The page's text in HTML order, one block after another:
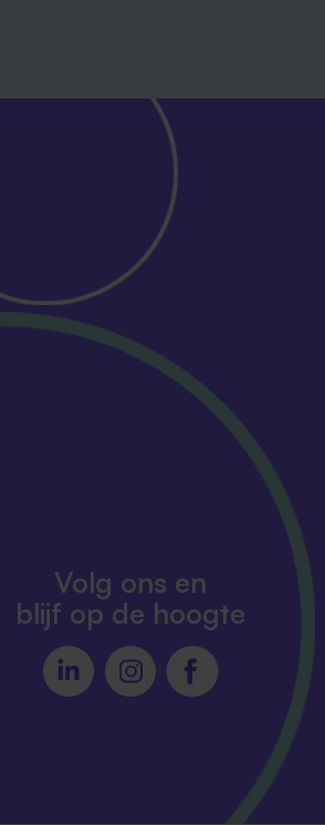
Volg ons en
blijf op de hoogte